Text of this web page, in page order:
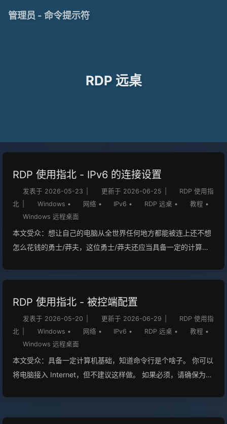
管理员 - 命令提示符
RDP 远桌
RDP 使用指北 - IPv6 的连接设置
发表于 2026-05-23 更新于 2026-06-25
RDP 使用指
北
Windows • 网络 • IPv6 • RDP 远桌 • 教程 •
Windows 远程桌面
本文受众：想让自己的电脑从全世界任何地方都能被连上还不想
怎么花钱的勇士/莽夫，这位勇士/莽夫还应当具备一定的计算机
部分）防火墙意味着您将您的计算机暴露在公网中，务必确保您
的系统已经安装了最新的补丁并且设置了强密码，并且打开了系
统更新，并且您需要自行承担由此带来的风险。 你可以将电脑接
入 Internet，但不建议这样做。 如果必须，请确保为电脑设置了
强密码。 如果可以，最好使用 VPN。 请不要把你的网络设备放
在公网上“裸奔”。 IPv6 公网地址确认地址存在性首先确认一下你
步是找到你的网络适配器，通常任务栏的网络菜单里就有 以太网
RDP 使用指北 - 被控端配置
发表于 2026-05-20 更新于 2026-06-29
RDP 使用指
北
Windows • 网络 • IPv6 • RDP 远桌 • 教程 •
Windows 远程桌面
本文受众：具备一定计算机基础，知道命令行是个啥子。 你可以
将电脑接入 Internet，但不建议这样做。 如果必须，请确保为电
置的指北教程 安全警告安全警报 使用 RDP 远程桌面意味着您将